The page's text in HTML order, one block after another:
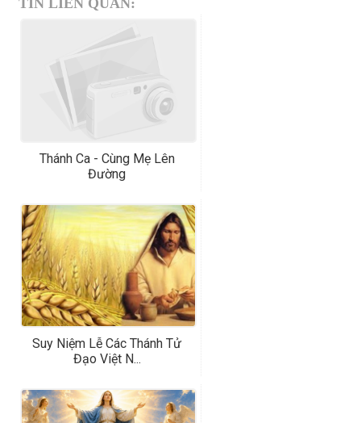
TIN LIÊN QUAN:
Thánh Ca - Cùng Mẹ Lên
Đường
Suy Niệm Lễ Các Thánh Tử
Đạo Việt N...